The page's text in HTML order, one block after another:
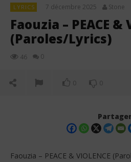
LYRICS 7 décembre 2025 Stone
Faouzia – PEACE &
(Paroles/Lyrics)
46 0
0 0
Faouzia – PEACE & VIOLENCE